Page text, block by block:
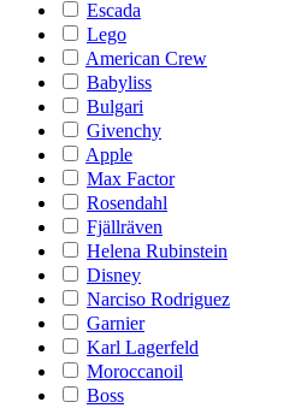
Escada
Lego
American Crew
Babyliss
Bulgari
Givenchy
Apple
Max Factor
Rosendahl
Fjällräven
Helena Rubinstein
Disney
Narciso Rodriguez
Garnier
Karl Lagerfeld
Moroccanoil
Boss